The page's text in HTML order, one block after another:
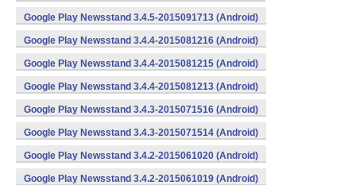
Google Play Newsstand 3.4.5-2015091713 (Android)
Google Play Newsstand 3.4.4-2015081216 (Android)
Google Play Newsstand 3.4.4-2015081215 (Android)
Google Play Newsstand 3.4.4-2015081213 (Android)
Google Play Newsstand 3.4.3-2015071516 (Android)
Google Play Newsstand 3.4.3-2015071514 (Android)
Google Play Newsstand 3.4.2-2015061020 (Android)
Google Play Newsstand 3.4.2-2015061019 (Android)